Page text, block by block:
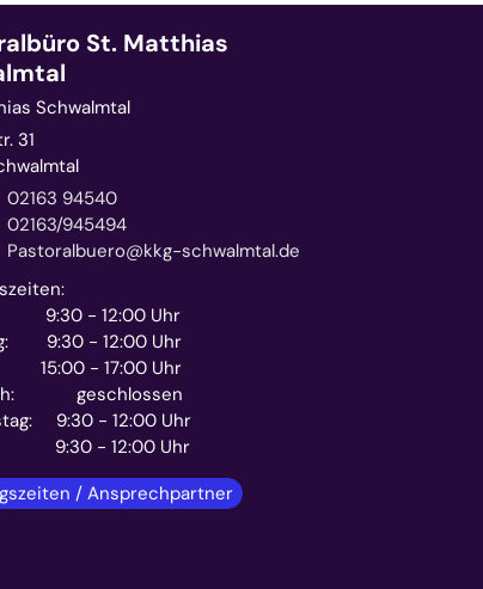
St. Matthias
Schwalmtal
31
02163 94540
02163/945494
Pastoralbuero@kkg-schwalmtal.de
9:30 - 12:00 Uhr
9:30 - 12:00 Uhr
- 17:00 Uhr
geschlossen
9:30 - 12:00 Uhr
9:30 - 12:00 Uhr
/ Ansprechpartner